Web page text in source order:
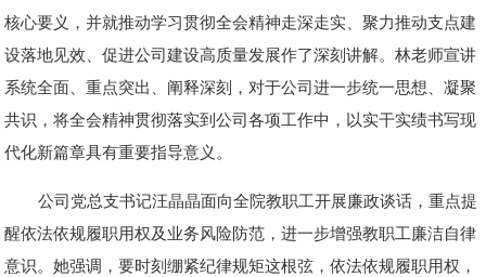
核心要义，并就推动学习贯彻全会精神走深走实、聚力推动支点建
设落地见效、促进公司建设高质量发展作了深刻讲解。林老师宣讲
系统全面、重点突出、阐释深刻，对于公司进一步统一思想、凝聚
共识，将全会精神贯彻落实到公司各项工作中，以实干实绩书写现
代化新篇章具有重要指导意义。
公司党总支书记汪晶晶面向全院教职工开展廉政谈话，重点提
醒依法依规履职用权及业务风险防范，进一步增强教职工廉洁自律
意识。她强调，要时刻绷紧纪律规矩这根弦，依法依规履职用权，